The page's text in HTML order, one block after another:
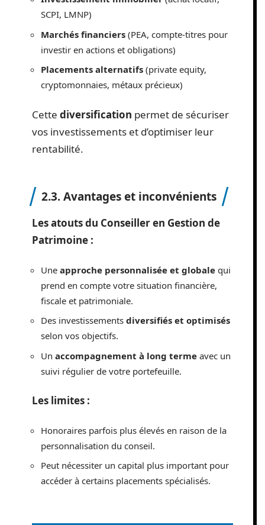
SCPI, LMNP)
Marchés financiers (PEA, compte-titres pour
investir en actions et obligations)
Placements alternatifs (private equity,
cryptomonnaies, métaux précieux)
Cette diversification permet de sécuriser
vos investissements et d’optimiser leur
rentabilité.
2.3. Avantages et inconvénients
Les atouts du Conseiller en Gestion de
Patrimoine :
Une approche personnalisée et globale qui
prend en compte votre situation financière,
fiscale et patrimoniale.
Des investissements diversifiés et optimisés
selon vos objectifs.
Un accompagnement à long terme avec un
suivi régulier de votre portefeuille.
Les limites :
Honoraires parfois plus élevés en raison de la
personnalisation du conseil.
Peut nécessiter un capital plus important pour
accéder à certains placements spécialisés.